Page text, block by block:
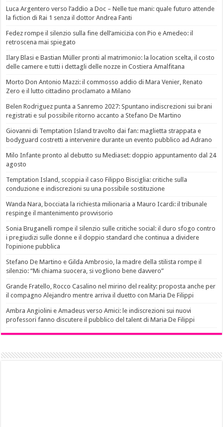
Luca Argentero verso l’addio a Doc – Nelle tue mani: quale futuro attende
la fiction di Rai 1 senza il dottor Andrea Fanti
Fedez rompe il silenzio sulla fine dell’amicizia con Pio e Amedeo: il
retroscena mai spiegato
Ilary Blasi e Bastian Müller pronti al matrimonio: la location scelta, il costo
delle camere e tutti i dettagli delle nozze in Costiera Amalfitana
Morto Don Antonio Mazzi: il commosso addio di Mara Venier, Renato
Zero e il lutto cittadino proclamato a Milano
Belen Rodriguez punta a Sanremo 2027: Spuntano indiscrezioni sui brani
registrati e sul possibile ritorno accanto a Stefano De Martino
Giovanni di Temptation Island travolto dai fan: maglietta strappata e
bodyguard costretti a intervenire durante un evento pubblico ad Adrano
Milo Infante pronto al debutto su Mediaset: doppio appuntamento dal 24
agosto
Temptation Island, scoppia il caso Filippo Bisciglia: critiche sulla
conduzione e indiscrezioni su una possibile sostituzione
Wanda Nara, bocciata la richiesta milionaria a Mauro Icardi: il tribunale
respinge il mantenimento provvisorio
Sonia Bruganelli rompe il silenzio sulle critiche social: il duro sfogo contro
i pregiudizi sulle donne e il doppio standard che continua a dividere
l’opinione pubblica
Stefano De Martino e Gilda Ambrosio, la madre della stilista rompe il
silenzio: “Mi chiama suocera, si vogliono bene davvero”
Grande Fratello, Rocco Casalino nel mirino del reality: proposta anche per
il compagno Alejandro mentre arriva il duetto con Maria De Filippi
Ambra Angiolini e Amadeus verso Amici: le indiscrezioni sui nuovi
professori fanno discutere il pubblico del talent di Maria De Filippi